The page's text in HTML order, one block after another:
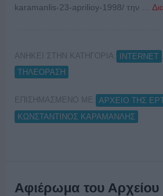
karamanlis-23-aprilioy-1998/ την …
ΑΝΗΚΕΙ ΣΤΗΝ ΚΑΤΗΓΟΡΙΑ: INTERNET
ΤΗΛΕΟΡΑΣΗ
ΕΠΙΣΗΜΑΣΜΕΝΟ ΜΕ: ΑΡΧΕΙΟ ΤΗΣ
ΚΩΝΣΤΑΝΤΙΝΟΣ ΚΑΡΑΜΑΝΛΗΣ
Αφιέρωμα του